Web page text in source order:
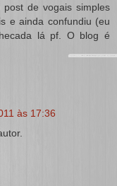
de vogais simples
e ainda confundiu (eu
lá pf. O blog é
às 17:36